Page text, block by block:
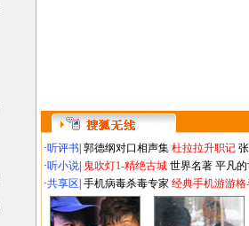
·听评书 郭德纲对口相声集 杜拉拉升职记
·听小说 鬼吹灯1-精绝古城 世界名著 平凡
·共享区 手机病毒杀毒专家 经典手机游游格